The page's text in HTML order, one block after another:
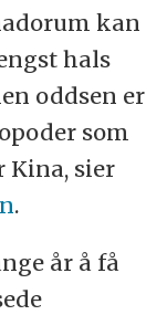
kan
hals
oddsen er
som
Kina, sier
.
år å få